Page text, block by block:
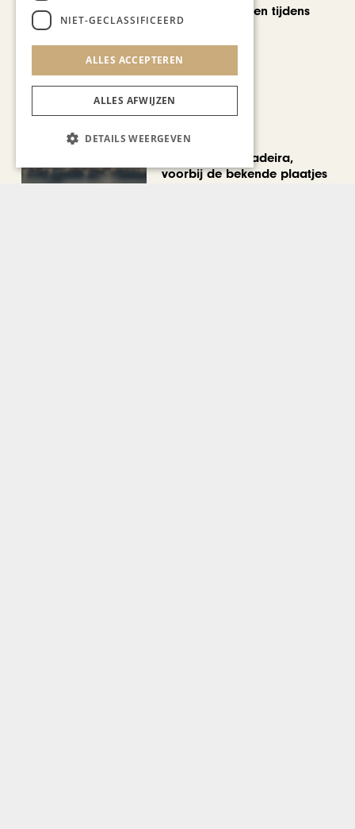
Wereldse beelden tijdens
Cultura Nova
REIZEN
Een week op Madeira,
voorbij de bekende plaatjes
NIET-GECLASSIFICEERD
ALLES ACCEPTEREN
ALLES AFWIJZEN
DETAILS WEERGEVEN